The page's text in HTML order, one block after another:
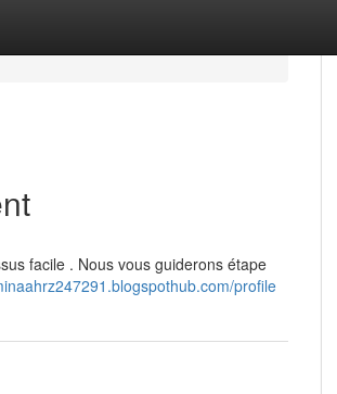
facile . Nous vous guiderons étape
profile